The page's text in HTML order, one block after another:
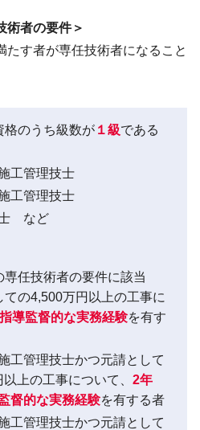
術者の要件＞
たす者が専任技術者になること
格のうち級数が １級である
工管理技士
工管理技士
など
任技術者の要件に該当
ての4,500万円以上の工事に
導監督的な実務経験を有す
工管理技士かつ元請として
上の工事について、 2年
督的な実務経験を有する者
工管理技士かつ元請として